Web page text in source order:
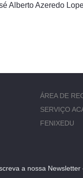
Alberto Azeredo
ÁREA DE
SERVIÇO
FENIXEDU
a nossa Newsletter